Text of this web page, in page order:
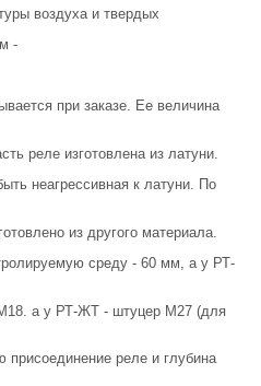
воздуха и твердых
-
при заказе. Ее величина
реле изготовлена из латуни.
неагрессивная к латуни. По
из другого материала.
среду - 60 мм, а у РТ-
а у РТ-ЖТ - штуцер М27 (для
присоединение реле и глубина